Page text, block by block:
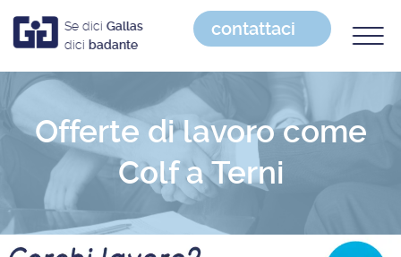
Se dici Gallas
dici badante
contattaci
Offerte di lavoro come
Colf a Terni